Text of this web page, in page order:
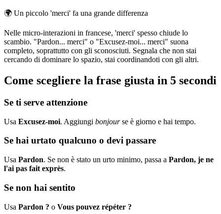
🌍 Un piccolo 'merci' fa una grande differenza
Nelle micro-interazioni in francese, 'merci' spesso chiude lo
scambio. "Pardon... merci" o "Excusez-moi... merci" suona
completo, soprattutto con gli sconosciuti. Segnala che non stai
cercando di dominare lo spazio, stai coordinandoti con gli altri.
Come scegliere la frase giusta in 5 secondi
Se ti serve attenzione
Usa Excusez-moi. Aggiungi bonjourse è giorno e hai tempo.
Se hai urtato qualcuno o devi passare
Usa Pardon. Se non è stato un urto minimo, passa a Pardon, je ne
l'ai pas fait exprès.
Se non hai sentito
Usa Pardon ? o Vous pouvez répéter ?